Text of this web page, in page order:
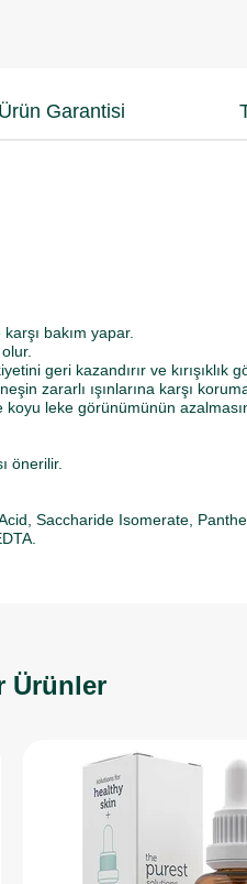
Garantisi
bakım yapar.
geri kazandırır ve kırışıklık
zararlı ışınlarına karşı
leke görünümünün
önerilir.
Saccharide Isomerate,
Ürünler